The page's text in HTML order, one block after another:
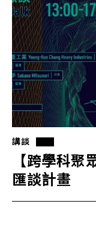
講談
【跨學科
匯談計畫